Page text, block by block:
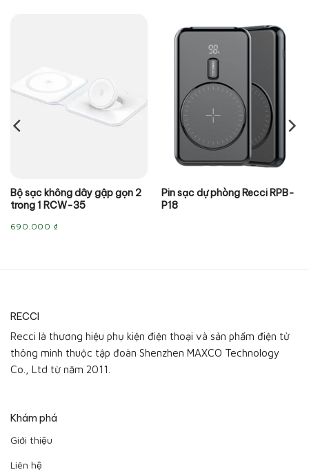
Bộ sạc không dây gập gọn 2
trong 1 RCW-35
690.000 ₫
Pin sạc dự phòng Recci RPB-
P18
RECCI
Recci là thương hiệu phụ kiện điện thoại và sản phẩm điện tử
thông minh thuộc tập đoàn Shenzhen MAXCO Technology
Co., Ltd từ năm 2011.
Khám phá
Giới thiệu
Liên hệ